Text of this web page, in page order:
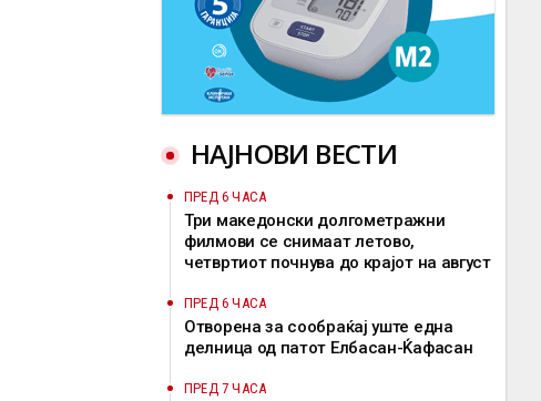
НАЈНОВИ ВЕСТИ
ПРЕД 6 ЧАСА
Три македонски долгометражни
филмови се снимаат летово,
четвртиот почнува до крајот на август
ПРЕД 6 ЧАСА
Отворена за сообраќај уште една
делница од патот Елбасан-Ќафасан
ПРЕД 7 ЧАСА